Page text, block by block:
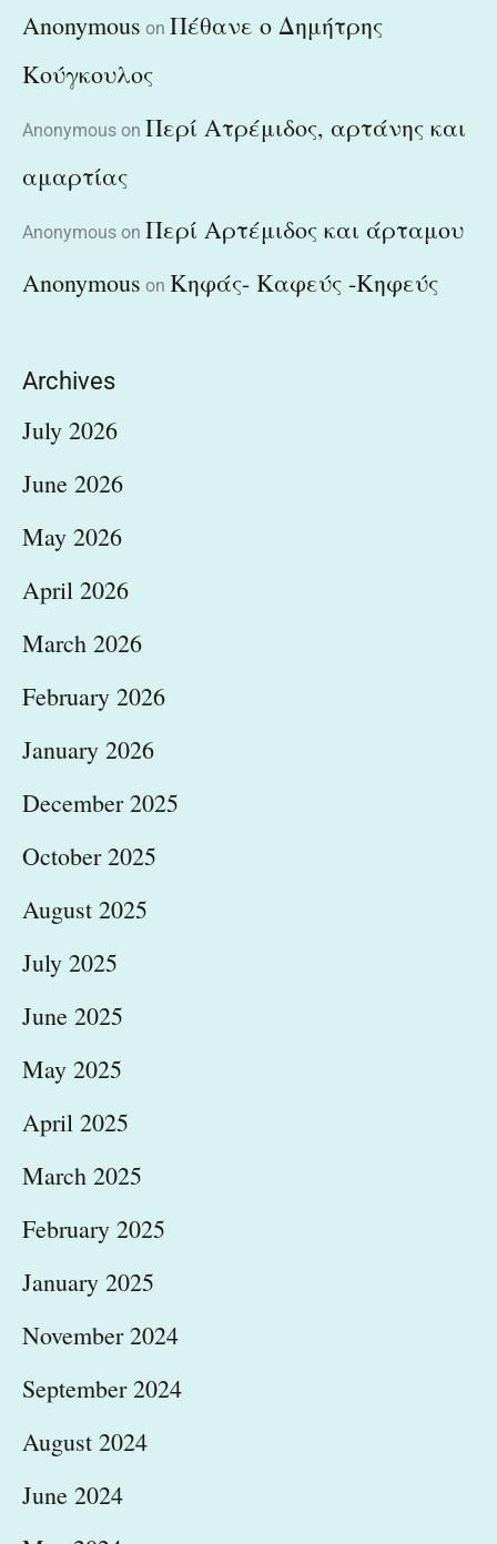
Anonymous on Πέθανε ο Δημήτρης
Κούγκουλος
Anonymous on Περί Ατρέμιδος, αρτάνης και
αμαρτίας
Anonymous on Περί Αρτέμιδος και άρταμου
Anonymous on Κηφάς- Καφεύς -Κηφεύς
Archives
July 2026
June 2026
May 2026
April 2026
March 2026
February 2026
January 2026
December 2025
October 2025
August 2025
July 2025
June 2025
May 2025
April 2025
March 2025
February 2025
January 2025
November 2024
September 2024
August 2024
June 2024